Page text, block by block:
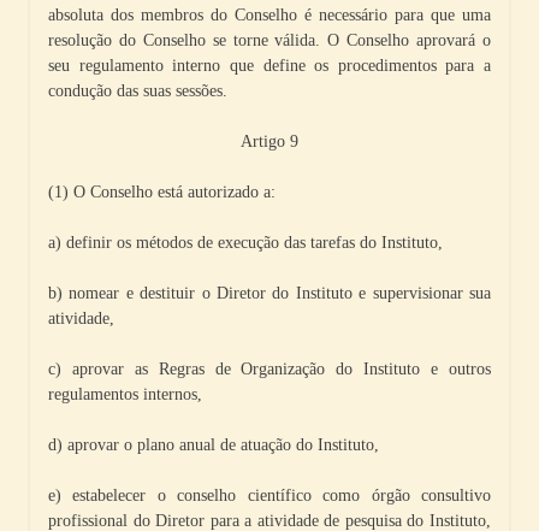
absoluta dos membros do Conselho é necessário para que uma
resolução do Conselho se torne válida. O Conselho aprovará o
seu regulamento interno que define os procedimentos para a
condução das suas sessões.
Artigo 9
(1) O Conselho está autorizado a:
a) definir os métodos de execução das tarefas do Instituto,
b) nomear e destituir o Diretor do Instituto e supervisionar sua
atividade,
c) aprovar as Regras de Organização do Instituto e outros
regulamentos internos,
d) aprovar o plano anual de atuação do Instituto,
e) estabelecer o conselho científico como órgão consultivo
profissional do Diretor para a atividade de pesquisa do Instituto,